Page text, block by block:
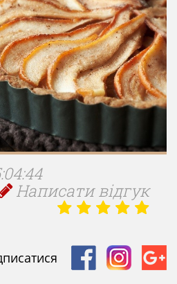
Написати відгук